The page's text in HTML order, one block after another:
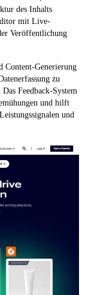
des Inhalts
mit Live-
Veröffentlichung
Content-Generierung
zu
Feedback-System
und hilft
und